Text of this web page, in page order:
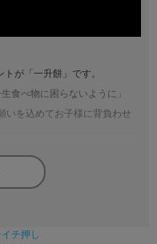
が「一升餅」です。
食べ物に困らないように」
いを込めてお子様に背負わせ
してもOK。
チ押し